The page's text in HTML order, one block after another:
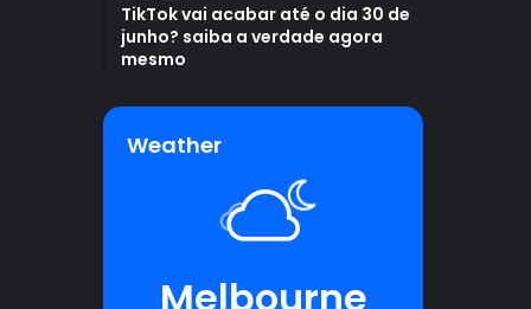
TikTok vai acabar até o dia 30 de
junho? saiba a verdade agora
mesmo
Weather
Melbourne